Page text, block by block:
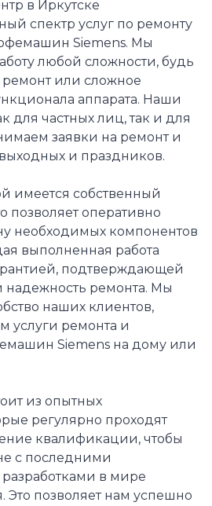
в Иркутске
спектр услуг по ремонту
Siemens. Мы
любой сложности, будь
или сложное
аппарата. Наши
для частных лиц, так и для
заявки на ремонт и
и праздников.
имеется собственный
позволяет оперативно
необходимых компонентов
выполненная работа
подтверждающей
надежность ремонта. Мы
наших клиентов,
услуги ремонта и
Siemens на дому или
из опытных
регулярно проходят
квалификации, чтобы
с последними
в мире
Это позволяет нам успешно